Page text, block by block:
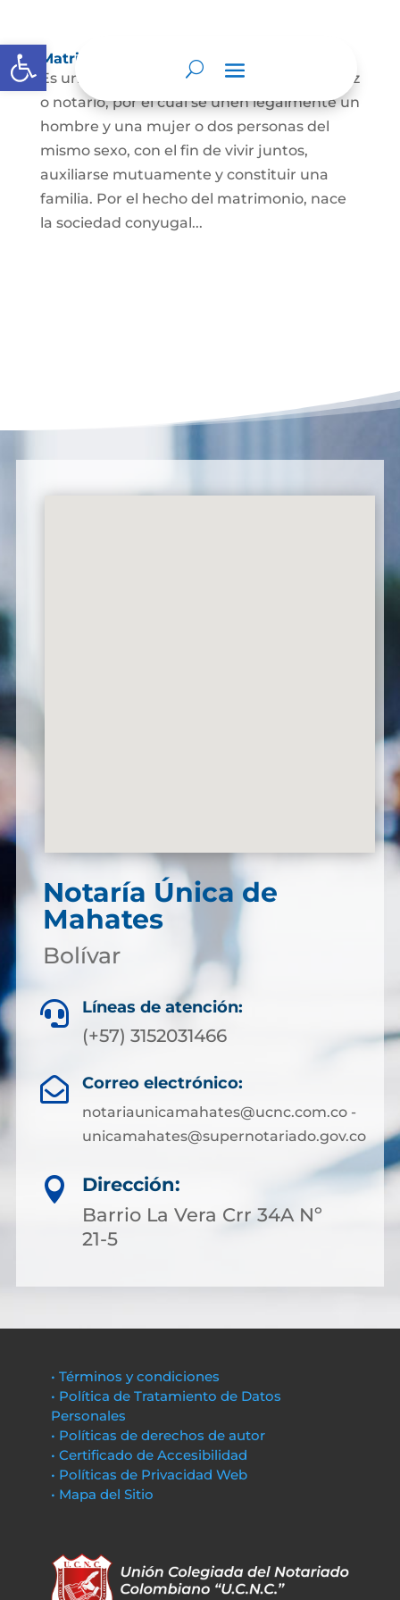
Abrir barra de herramientas
Matrimonio Civil
Es un contrato solemne celebrado ante juez
o notario, por el cual se unen legalmente un
hombre y una mujer o dos personas del
mismo sexo, con el fin de vivir juntos,
auxiliarse mutuamente y constituir una
familia. Por el hecho del matrimonio, nace
la sociedad conyugal...
Notaría Única de
Mahates
Bolívar
 Líneas de atención:
(+57) 3152031466
 Correo electrónico:
notariaunicamahates@ucnc.com.co -
unicamahates@supernotariado.gov.co

Dirección:
Barrio La Vera Crr 34A Nº
21-5
• Términos y condiciones
• Política de Tratamiento de Datos
Personales
• Políticas de derechos de autor
• Certificado de Accesibilidad
• Políticas de Privacidad Web
• Mapa del Sitio